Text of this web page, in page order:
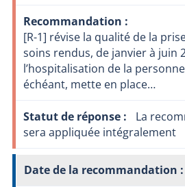
[R-1] révise la qualité de la
soins rendus, de janvier à juin
l’hospitalisation de la
échéant, mette en place…
La
sera appliquée intégralement